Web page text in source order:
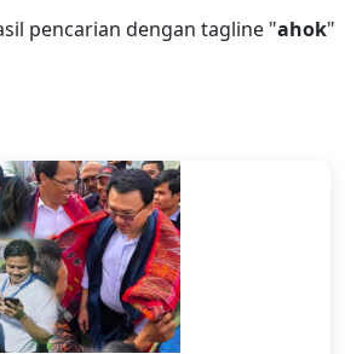
pencarian dengan tagline "ahok"